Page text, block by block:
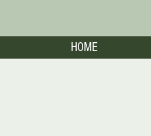
HOME